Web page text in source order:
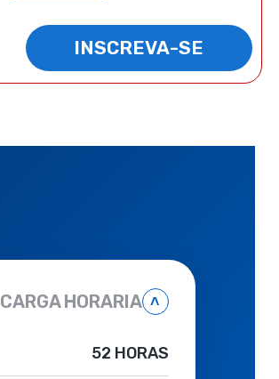
INSCREVA-SE
CARGA HORARIA ˄
52 HORAS